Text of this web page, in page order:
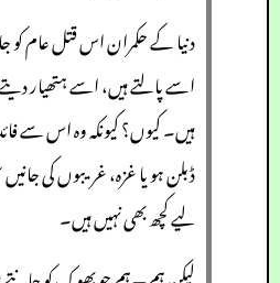
دنیا کے حکمران اس قتل عام کو
اسے پالتے ہیں، اسے ہتھیار
ہیں۔ کیوں؟ کیونکہ وہ اس سے
ڈبلن ہو یا غزہ، غریبوں کی
لیے کچھ بھی نہیں ہیں۔